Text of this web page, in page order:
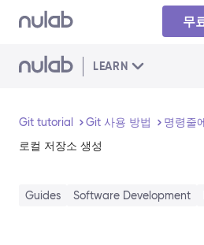
Skip to main content
무
LEARN
Git tutorial Git 사용 방법
명령줄
로컬 저장소 생성
Guides Software Development